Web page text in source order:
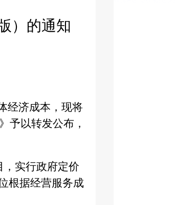
）的通知
经济成本，现将
予以转发公布，
实行政府定价
根据经营服务成